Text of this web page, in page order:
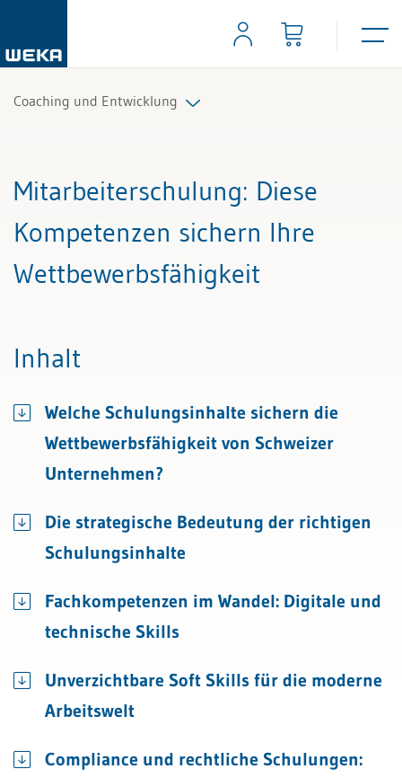
Coaching und Entwicklung
Alle Fachexperten
Mitarbeiterschulung: Diese
Kompetenzen sichern Ihre
Wettbewerbsfähigkeit
Inhalt
Welche Schulungsinhalte sichern die
Wettbewerbsfähigkeit von Schweizer
Unternehmen?
Die strategische Bedeutung der richtigen
Schulungsinhalte
Fachkompetenzen im Wandel: Digitale und
technische Skills
Unverzichtbare Soft Skills für die moderne
Arbeitswelt
Compliance und rechtliche Schulungen: